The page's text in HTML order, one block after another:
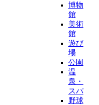
博物
館
美術
館
遊び
場
公園
温
泉・
スパ
野球